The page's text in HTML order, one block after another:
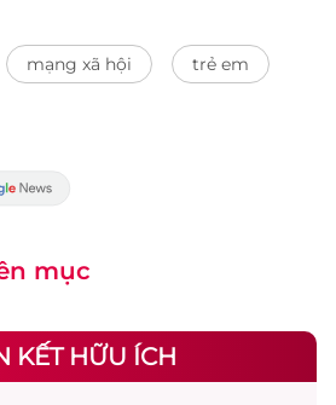
mạng xã hội trẻ em
mục
KẾT HỮU ÍCH